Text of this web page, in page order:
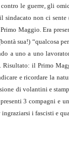
le guerre, gli
non ci
Maggio. Era
sua!) “qualcosa
a uno a uno
il Primo
e ricordare la
di volantini e
3 compagni e
ingraziarsi i fascisti e